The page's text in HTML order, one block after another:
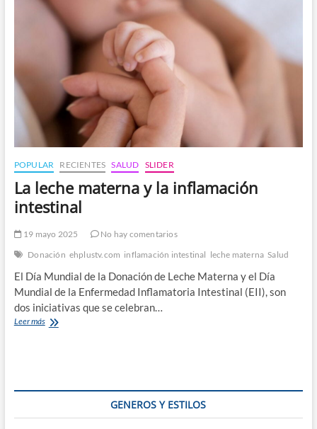
un
Vínculo
Inquebrantable
POPULAR RECIENTES SALUD SLIDER
La leche materna y la inflamación
intestinal
19 mayo 2025
No hay comentarios
Donación ehplustv.com inflamación intestinal leche materna Salud
El Día Mundial de la Donación de Leche Materna y el Día
Mundial de la Enfermedad Inflamatoria Intestinal (EII), son
dos iniciativas que se celebran…
Leer másLa
GENEROS Y ESTILOS